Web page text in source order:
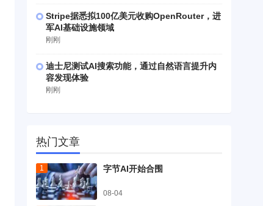
Stripe据悉拟100亿美元收购OpenRouter，进
军AI基础设施领域
刚刚
迪士尼测试AI搜索功能，通过自然语言提升内
容发现体验
刚刚
热门文章
字节AI开始合围
08-04